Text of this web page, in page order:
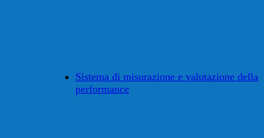
Sistema di misurazione e valutazione della
performance